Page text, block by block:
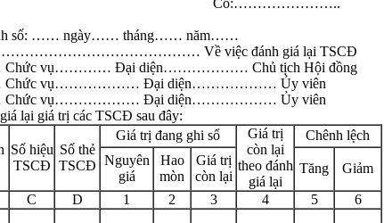
Có:…………………..
số: …… ngày…… tháng…… năm……
Về việc đánh giá lại TSCĐ
vụ………… Đại diện……………… Chủ tịch Hội đồng
Chức vụ……………… Đại diện……………… Ủy viên
Chức vụ……………… Đại diện……………… Ủy viên
lại giá trị các TSCĐ sau đây:
Số hiệu
TSCĐ
Số thẻ
TSCĐ
Giá trị đang ghi sổ
Giá trị
còn lại
theo đánh
giá lại
Chênh lệch
Nguyên
giá
Hao
mòn
Giá trị
còn lại
Tăng Giảm
C D 1 2 3 4 5 6